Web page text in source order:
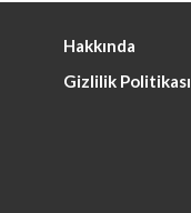
Hakkında
Gizlilik Politikası